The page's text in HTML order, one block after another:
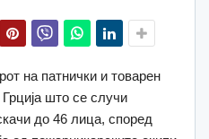
на патнички и товарен
што се случи
до 46 лица, според